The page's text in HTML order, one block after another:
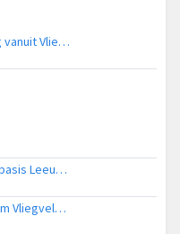
Ambulancehelikopter onderweg vanuit Vliegbasis Leeuwarden
Ambulancehelikopter naar Vliegbasis Leeuwarden
Politiehelikopter naar Amsterdam Vliegveld Schiphol